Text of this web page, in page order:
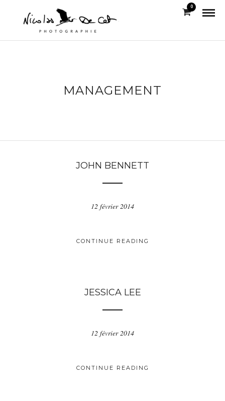
0
MANAGEMENT
JOHN BENNETT
12 février 2014
CONTINUE READING
JESSICA LEE
12 février 2014
CONTINUE READING